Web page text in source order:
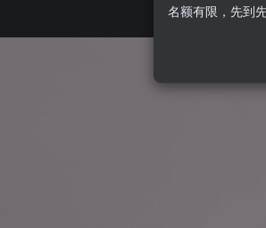
名额有限，先到